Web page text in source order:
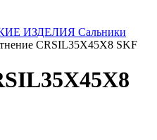
ИЗДЕЛИЯ Сальники
CRSIL35X45X8 SKF